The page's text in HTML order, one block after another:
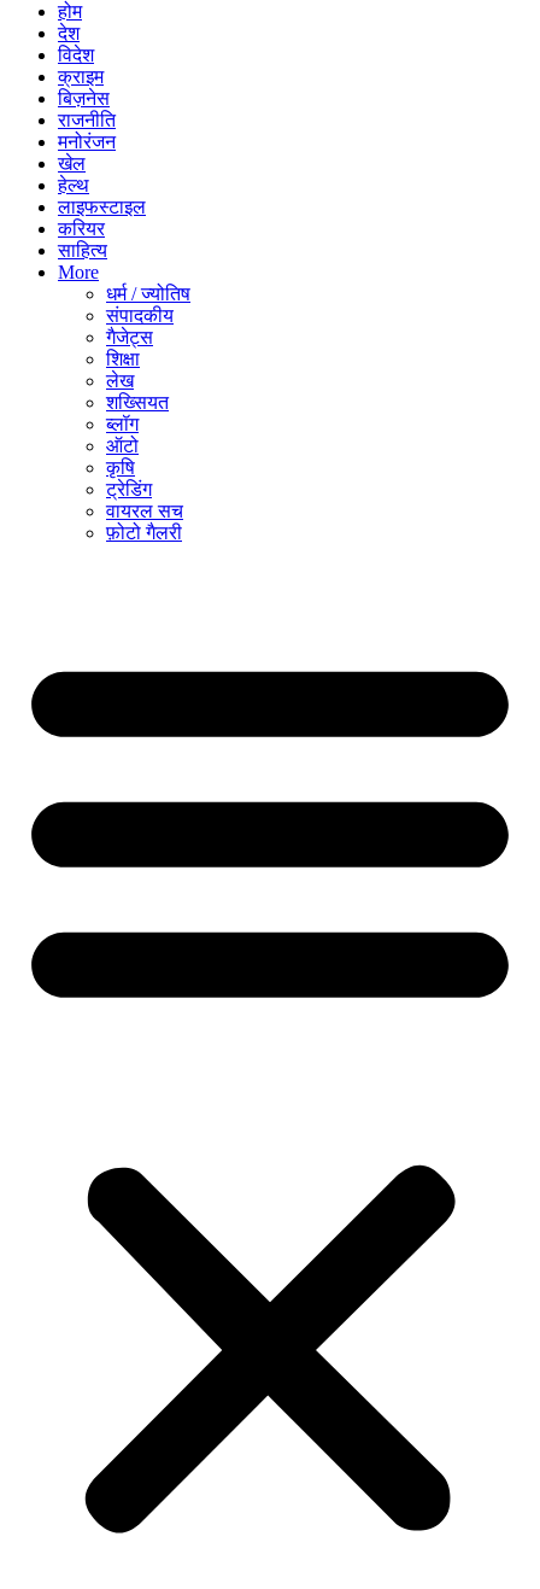
होम
देश
विदेश
क्राइम
बिज़नेस
राजनीति
मनोरंजन
खेल
हेल्थ
लाइफस्टाइल
करियर
साहित्य
More
धर्म / ज्योतिष
संपादकीय
गैजेट्स
शिक्षा
लेख
शख्सियत
ब्लॉग
ऑटो
कृषि
ट्रेडिंग
वायरल सच
फ़ोटो गैलरी